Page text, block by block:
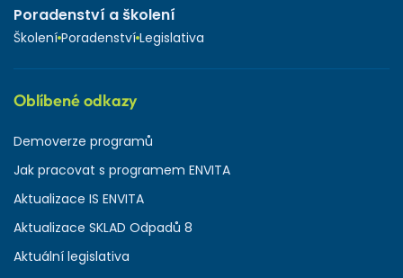
Poradenství a školení
Školení Poradenství Legislativa
Oblíbené odkazy
Demoverze programů
Jak pracovat s programem ENVITA
Aktualizace IS ENVITA
Aktualizace SKLAD Odpadů 8
Aktuální legislativa